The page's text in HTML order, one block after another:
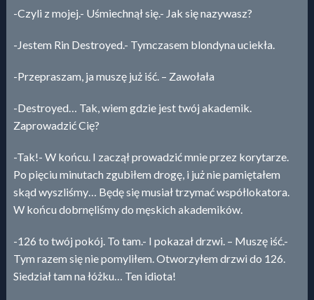
-Czyli z mojej.- Uśmiechnął się.- Jak się nazywasz?
-Jestem Rin Destroyed.- Tymczasem blondyna uciekła.
-Przepraszam, ja muszę już iść. – Zawołała
-Destroyed… Tak, wiem gdzie jest twój akademik.
Zaprowadzić Cię?
-Tak!- W końcu. I zaczął prowadzić mnie przez korytarze.
Po pięciu minutach zgubiłem drogę, i już nie pamiętałem
skąd wyszliśmy… Będę się musiał trzymać współlokatora.
W końcu dobrnęliśmy do męskich akademików.
-126 to twój pokój. To tam.- I pokazał drzwi. – Muszę iść.-
Tym razem się nie pomyliłem. Otworzyłem drzwi do 126.
Siedział tam na łóżku… Ten idiota!